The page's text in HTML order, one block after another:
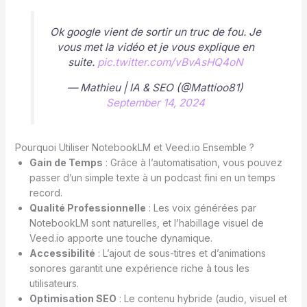
Ok google vient de sortir un truc de fou. Je
vous met la vidéo et je vous explique en
suite. pic.twitter.com/vBvAsHQ4oN
— Mathieu | IA & SEO (@Mattioo81)
September 14, 2024
Pourquoi Utiliser NotebookLM et Veed.io Ensemble ?
Gain de Temps : Grâce à l’automatisation, vous pouvez
passer d’un simple texte à un podcast fini en un temps
record.
Qualité Professionnelle : Les voix générées par
NotebookLM sont naturelles, et l’habillage visuel de
Veed.io apporte une touche dynamique.
Accessibilité : L’ajout de sous-titres et d’animations
sonores garantit une expérience riche à tous les
utilisateurs.
Optimisation SEO : Le contenu hybride (audio, visuel et